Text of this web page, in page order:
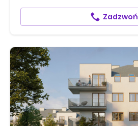
Zadzwoń